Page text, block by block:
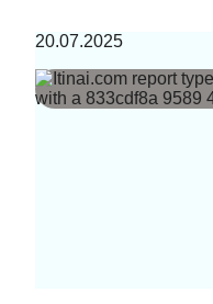
20.07.2025